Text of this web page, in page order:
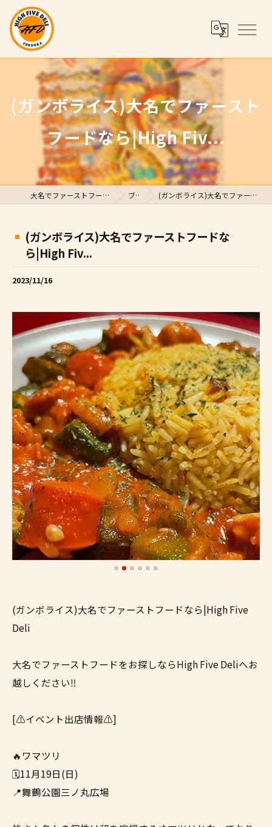
(ガンボライス)大名でファースト
フードなら|High Fiv...
大名でファーストフードならHigh Five Deli ブログ (ガンボライス)大名でファーストフードなら|High Fiv...
(ガンボライス)大名でファーストフードな
ら|High Fiv...
2023/11/16
(ガンボライス)大名でファーストフードなら|High Five
Deli
大名でファーストフードをお探しならHigh Five Deliへお
越しください‼︎
[⚠️イベント出店情報⚠️]
🔥ワマツリ
🗓11月19日(日)
📍舞鶴公園三ノ丸広場